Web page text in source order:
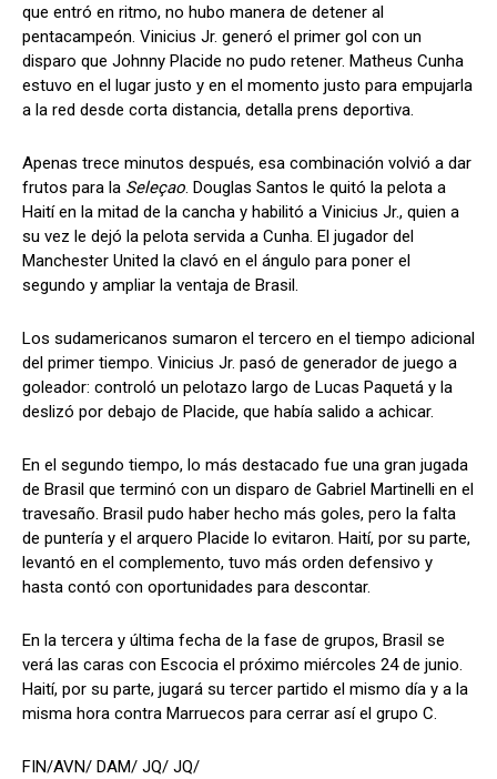
que entró en ritmo, no hubo manera de detener al
pentacampeón. Vinicius Jr. generó el primer gol con un
disparo que Johnny Placide no pudo retener. Matheus Cunha
estuvo en el lugar justo y en el momento justo para empujarla
a la red desde corta distancia, detalla prens deportiva.
Apenas trece minutos después, esa combinación volvió a dar
frutos para la Seleçao. Douglas Santos le quitó la pelota a
Haití en la mitad de la cancha y habilitó a Vinicius Jr., quien a
su vez le dejó la pelota servida a Cunha. El jugador del
Manchester United la clavó en el ángulo para poner el
segundo y ampliar la ventaja de Brasil.
Los sudamericanos sumaron el tercero en el tiempo adicional
del primer tiempo. Vinicius Jr. pasó de generador de juego a
goleador: controló un pelotazo largo de Lucas Paquetá y la
deslizó por debajo de Placide, que había salido a achicar.
En el segundo tiempo, lo más destacado fue una gran jugada
de Brasil que terminó con un disparo de Gabriel Martinelli en el
travesaño. Brasil pudo haber hecho más goles, pero la falta
de puntería y el arquero Placide lo evitaron. Haití, por su parte,
levantó en el complemento, tuvo más orden defensivo y
hasta contó con oportunidades para descontar.
En la tercera y última fecha de la fase de grupos, Brasil se
verá las caras con Escocia el próximo miércoles 24 de junio.
Haití, por su parte, jugará su tercer partido el mismo día y a la
misma hora contra Marruecos para cerrar así el grupo C.
FIN/AVN/ DAM/ JQ/ JQ/